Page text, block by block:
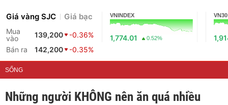
Giá vàng SJC Giá bạc
Mua
vào
139,200
-0.36%
Bán ra
142,200 -0.35%
VNINDEX
1,774.01 0.52%
VN30
SỐNG
Những người KHÔNG nên ăn quá nhiều